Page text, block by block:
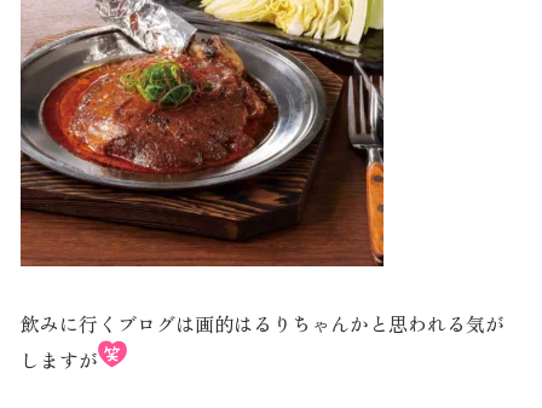
飲みに行くブログは画的はるりちゃんかと思われる気が
しますが